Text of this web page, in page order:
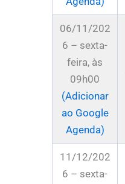
06/11/202
6 – sexta-
feira, às
09h00
(Adicionar
ao Google
Agenda)
11/12/202
6 – sexta-